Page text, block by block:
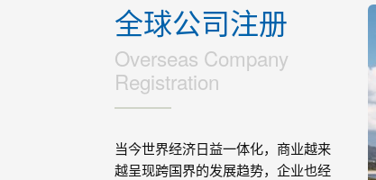
全球公司注册
Overseas Company
Registration
当今世界经济日益一体化，商业越来
越呈现跨国界的发展趋势，企业也经